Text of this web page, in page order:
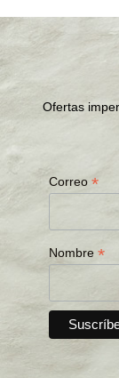
Ofertas
Correo*
Nombre*